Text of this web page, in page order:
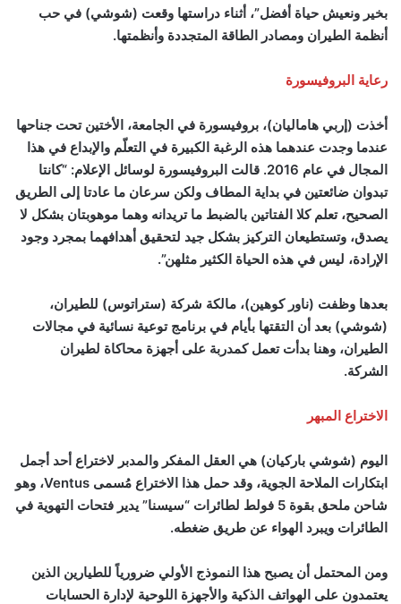
بخير ونعيش حياة أفضل”، أثناء دراستها وقعت (شوشي) في حب
أنظمة الطيران ومصادر الطاقة المتجددة وأنظمتها.
رعاية البروفيسورة
أخذت (إربي هاماليان)، بروفيسورة في الجامعة، الأختين تحت جناحها
عندما وجدت عندهما هذه الرغبة الكبيرة في التعلّم والإبداع في هذا
المجال في عام 2016. قالت البروفيسورة لوسائل الإعلام: “كانتا
تبدوان ضائعتين في بداية المطاف ولكن سرعان ما عادتا إلى الطريق
الصحيح، تعلم كلا الفتاتين بالضبط ما تريدانه وهما موهوبتان بشكل لا
يصدق، وتستطيعان التركيز بشكل جيد لتحقيق أهدافهما بمجرد وجود
الإرادة، ليس في هذه الحياة الكثير مثلهن”.
بعدها وظفت (ناور كوهين)، مالكة شركة (ستراتوس) للطيران،
(شوشي) بعد أن التقتها بأيام في برنامج توعية نسائية في مجالات
الطيران، وهنا بدأت تعمل كمدربة على أجهزة محاكاة لطيران
الشركة.
الاختراع المبهر
اليوم (شوشي باركيان) هي العقل المفكر والمدبر لاختراع أحد أجمل
ابتكارات الملاحة الجوية، وقد حمل هذا الاختراع مُسمى Ventus، وهو
شاحن ملحق بقوة 5 فولط لطائرات “سيسنا” يدير فتحات التهوية في
الطائرات ويبرد الهواء عن طريق ضغطه.
ومن المحتمل أن يصبح هذا النموذج الأولي ضرورياً للطيارين الذين
يعتمدون على الهواتف الذكية والأجهزة اللوحية لإدارة الحسابات